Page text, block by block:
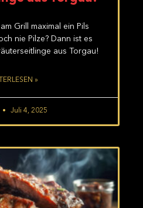
Grill maximal ein Pils
nie Pilze? Dann ist es
aus Torgau!
»
Juli 4, 2025